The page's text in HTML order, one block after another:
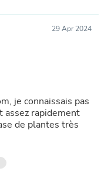
29 Apr 2024
je connaissais pas
assez rapidement
de plantes très